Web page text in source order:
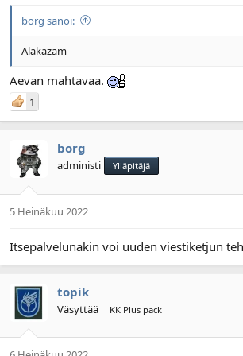
borg sanoi:
Alakazam
Aevan mahtavaa.
1
borg
administi Ylläpitäjä
5 Heinäkuu 2022
Itsepalvelunakin voi uuden viestiketjun
topik
Väsyttää KK Plus pack